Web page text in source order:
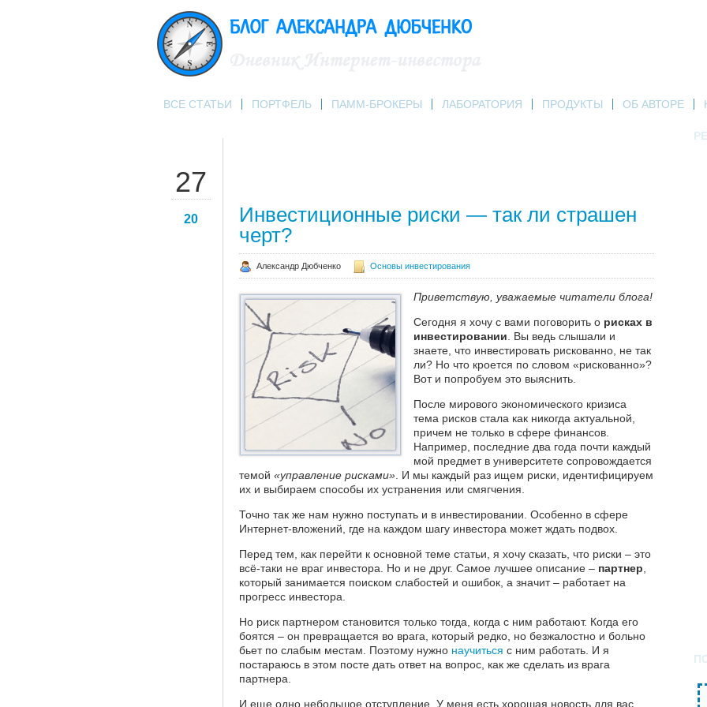
ВСЕ СТАТЬИ ПОРТФЕЛЬ ПАММ-БРОКЕРЫ ЛАБОРАТОРИЯ ПРОДУКТЫ ОБ АВТОРЕ
27
20
Инвестиционные риски — так ли страшен
черт?
Александр Дюбченко Основы инвестирования
Приветствую, уважаемые читатели блога!
Сегодня я хочу с вами поговорить о рисках в
инвестировании . Вы ведь слышали и
знаете, что инвестировать рискованно, не так
ли? Но что кроется по словом «рискованно»?
Вот и попробуем это выяснить.
После мирового экономического кризиса
тема рисков стала как никогда актуальной,
причем не только в сфере финансов.
Например, последние два года почти каждый
мой предмет в университете сопровождается
темой «управление рисками» . И мы каждый раз ищем риски, идентифицируем
их и выбираем способы их устранения или смягчения.
Точно так же нам нужно поступать и в инвестировании. Особенно в сфере
Интернет-вложений, где на каждом шагу инвестора может ждать подвох.
Перед тем, как перейти к основной теме статьи, я хочу сказать, что риски – это
всё-таки не враг инвестора. Но и не друг. Самое лучшее описание – партнер
который занимается поиском слабостей и ошибок, а значит – работает на
прогресс инвестора.
Но риск партнером становится только тогда, когда с ним работают. Когда его
боятся – он превращается во врага, который редко, но безжалостно и больно
бьет по слабым местам. Поэтому нужно научиться с ним работать. И я
постараюсь в этом посте дать ответ на вопрос, как же сделать из врага
партнера.
И еще одно небольшое отступление. У меня есть хорошая новость для вас,